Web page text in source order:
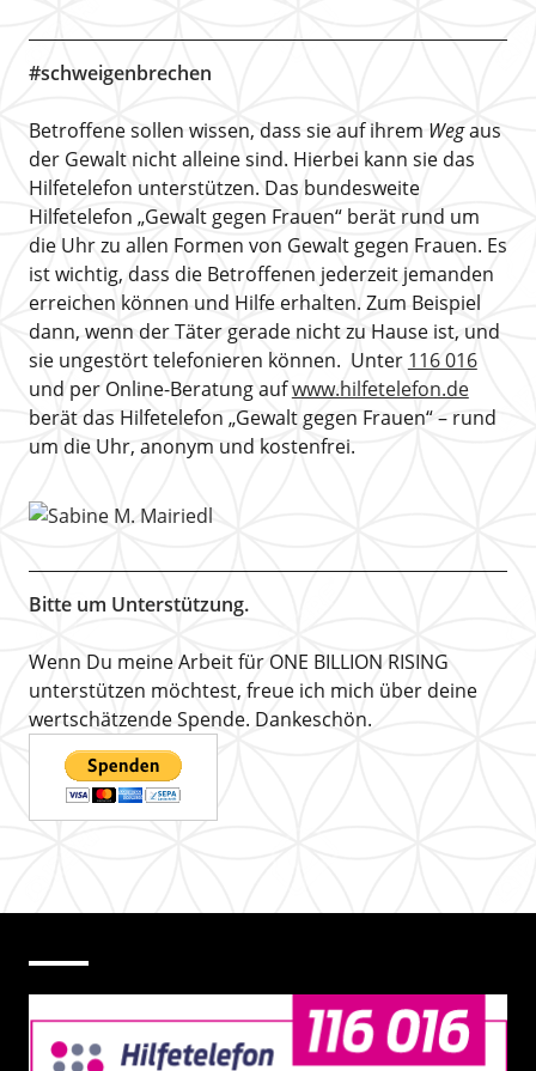
#schweigenbrechen
Betroffene sollen wissen, dass sie auf ihrem Wegaus
der Gewalt nicht alleine sind. Hierbei kann sie das
Hilfetelefon unterstützen. Das bundesweite
Hilfetelefon „Gewalt gegen Frauen“ berät rund um
die Uhr zu allen Formen von Gewalt gegen Frauen. Es
ist wichtig, dass die Betroffenen jederzeit jemanden
erreichen können und Hilfe erhalten. Zum Beispiel
dann, wenn der Täter gerade nicht zu Hause ist, und
sie ungestört telefonieren können. Unter 116 016
und per Online-Beratung aufwww.hilfetelefon.de
berät das Hilfetelefon „Gewalt gegen Frauen“ – rund
um die Uhr, anonym und kostenfrei.
Bitte um Unterstützung.
Wenn Du meine Arbeit für ONE BILLION RISING
unterstützen möchtest, freue ich mich über deine
wertschätzende Spende. Dankeschön.